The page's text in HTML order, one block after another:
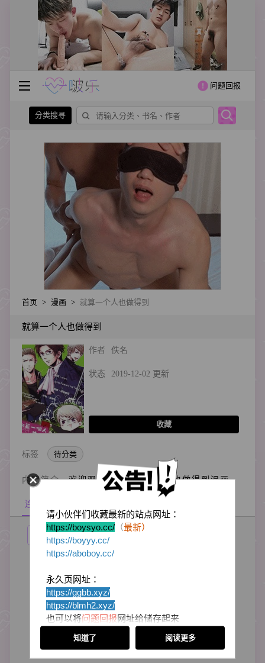
问题回报
分类搜寻
请小伙伴们收藏最新的站点网址：
https://boysyo.cc/ （最新）
https://boyyy.cc/
https://aboboy.cc/
永久页网址：
https://ggbb.xyz/
https://blmh2.xyz/
也可以将问题回报网址给储存起来
里面会放置目前所有最新的站点网址
以防被迷失回不了家喔！
感谢小伙伴们的支持
知道了 阅读更多
首页 > 漫画 > 就算一个人也做得到
就算一个人也做得到
收藏
作者 佚名
状态 2019-12-02 更新
标签 待分类
内容简介 欢迎观看可能就算一个人也做得到漫画
连载目录
第1话